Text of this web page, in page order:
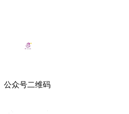
公众号二维码